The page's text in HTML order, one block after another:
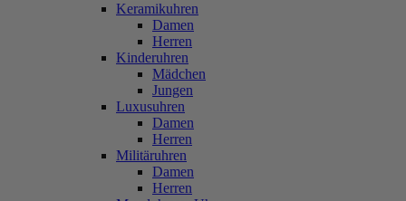
Keramikuhren
Damen
Herren
Kinderuhren
Mädchen
Jungen
Luxusuhren
Damen
Herren
Militäruhren
Damen
Herren